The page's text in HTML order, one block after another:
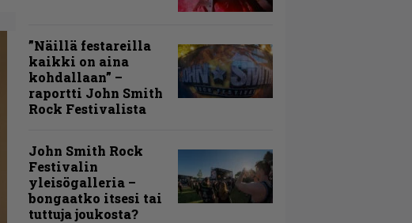
”Näillä festareilla
kaikki on aina
kohdallaan” –
raportti John Smith
Rock Festivalista
John Smith Rock
Festivalin
yleisögalleria –
bongaatko itsesi tai
tuttuja joukosta?